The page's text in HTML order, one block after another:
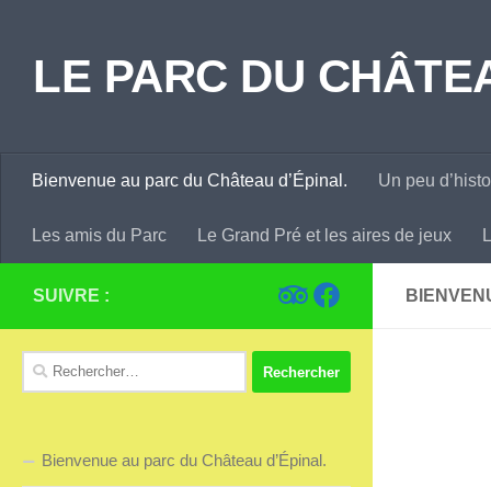
LE PARC DU
Bienvenue au parc du Château d’Épinal. Un peu
Les amis du Parc Le Grand Pré et les aires de jeux
SUIVRE :
Bienvenue au parc du Château d’Épinal.